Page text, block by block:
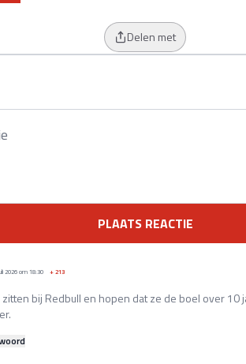
Delen met
PLAATS REACTIE
2026 om 18:30 +213
bij Redbull en hopen dat ze de boel over 10